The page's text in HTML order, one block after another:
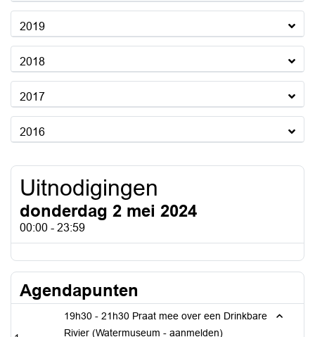
2019
2018
2017
2016
Uitnodigingen
donderdag 2 mei 2024
00:00 - 23:59
Agendapunten
19h30 - 21h30 Praat mee over een Drinkbare
Rivier (Watermuseum - aanmelden)